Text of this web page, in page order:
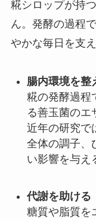
糀シロップが持
ん。発酵の過程
やかな毎日を支
腸内環境を整
糀の発酵過程
る善玉菌のエ
近年の研究で
全体の調子、
い影響を与え
代謝を助ける
糖質や脂質を